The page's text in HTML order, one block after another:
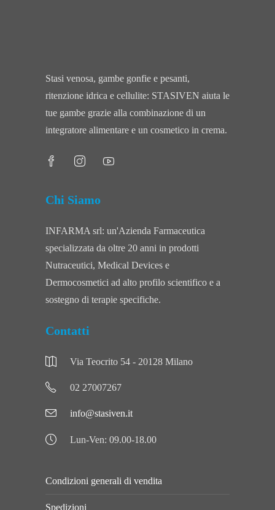
Stasi venosa, gambe gonfie e pesanti,
ritenzione idrica e cellulite: STASIVEN aiuta le
tue gambe grazie alla combinazione di un
integratore alimentare e un cosmetico in crema.
Chi Siamo
INFARMA srl: un'Azienda Farmaceutica
specializzata da oltre 20 anni in prodotti
Nutraceutici, Medical Devices e
Dermocosmetici ad alto profilo scientifico e a
sostegno di terapie specifiche.
Contatti
Via Teocrito 54 - 20128 Milano
02 27007267
info@stasiven.it
Lun-Ven: 09.00-18.00
Condizioni generali di vendita
Spedizioni